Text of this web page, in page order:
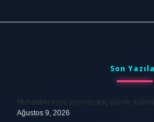
Son
Muhabbet kuşu yavrusu kaç günde
Ağustos 9, 2026